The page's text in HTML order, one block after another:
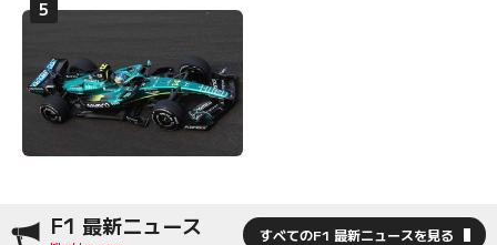
F1 最新ニュース すべてのF1 最新ニュースを見る